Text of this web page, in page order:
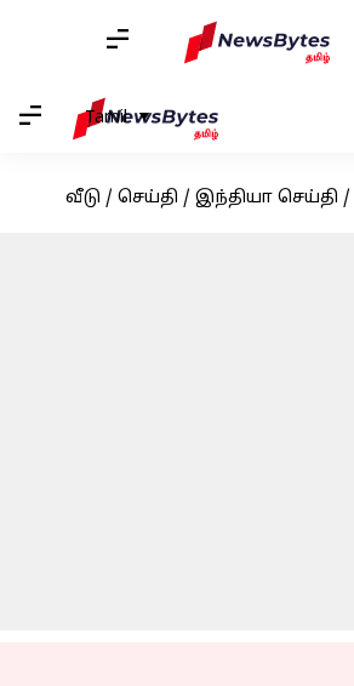
Tamil
வீடு / செய்தி / இந்தியா செய்தி /